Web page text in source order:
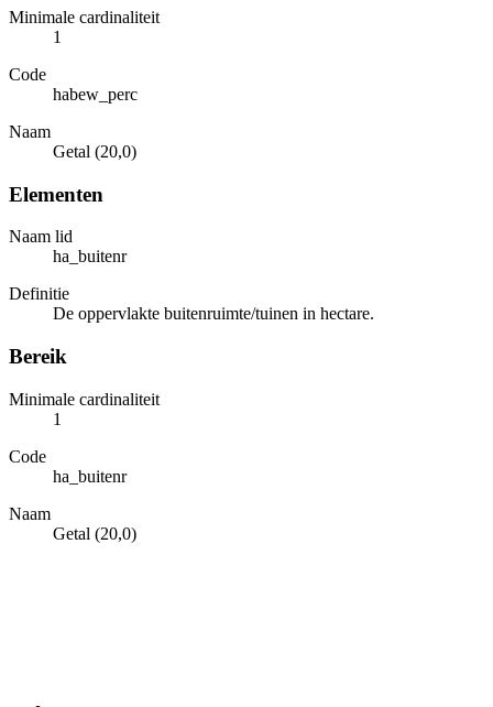
Minimale cardinaliteit
1
Code
habew_perc
Naam
Getal (20,0)
Elementen
Naam lid
ha_buitenr
Definitie
De oppervlakte buitenruimte/tuinen in hectare.
Bereik
Minimale cardinaliteit
1
Code
ha_buitenr
Naam
Getal (20,0)